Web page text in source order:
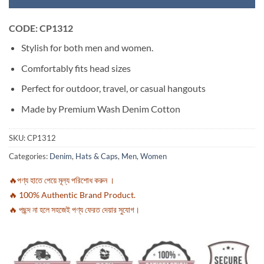
CODE: CP1312
Stylish for both men and women.
Comfortably fits head sizes
Perfect for outdoor, travel, or casual hangouts
Made by Premium Wash Denim Cotton
SKU:CP1312
Categories: Denim, Hats & Caps, Men, Women
🔥পণ্য হাতে পেয়ে মূল্য পরিশোধ করুন ।
🔥 100% Authentic Brand Product.
🔥 পছন্দ না হলে সহজেই পণ্য ফেরত দেয়ার সুযোগ।